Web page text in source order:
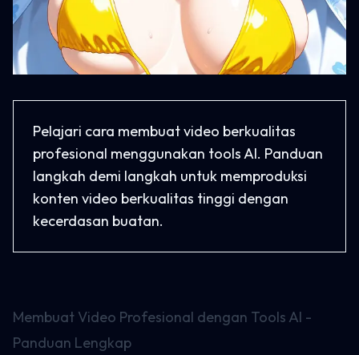
Pelajari cara membuat video berkualitas
profesional menggunakan tools AI. Panduan
langkah demi langkah untuk memproduksi
konten video berkualitas tinggi dengan
kecerdasan buatan.
Membuat Video Profesional dengan Tools AI -
Panduan Lengkap